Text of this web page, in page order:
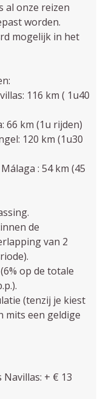
al onze reizen
worden.
mogelijk in het
116 km ( 1u40
66 km (1u rijden)
120 km (1u30
: 54 km (45
de
van 2
op de totale
(tenzij je kiest
mits een geldige
+ € 13